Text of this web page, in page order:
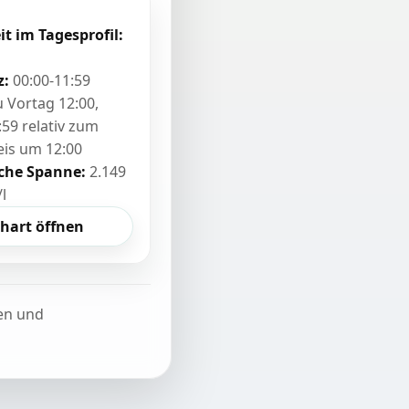
im Tagesprofil:
00:00-11:59
Vortag 12:00,
relativ zum
um 12:00
Spanne: 2.149
öffnen
und